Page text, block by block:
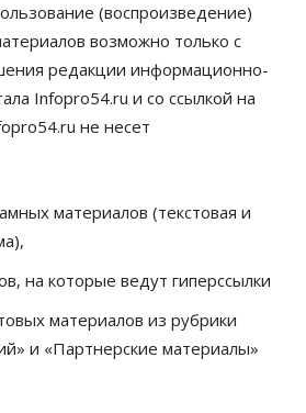
области из-за засухи
к визиту Владимира
Общество
назвал главные причины
Мошковского района
(воспроизведение)
возможно только с
редакции информационно-
Infopro54.ru и со ссылкой на
не несет
материалов (текстовая и
на которые ведут гиперссылки
материалов из рубрики
и «Партнерские материалы»